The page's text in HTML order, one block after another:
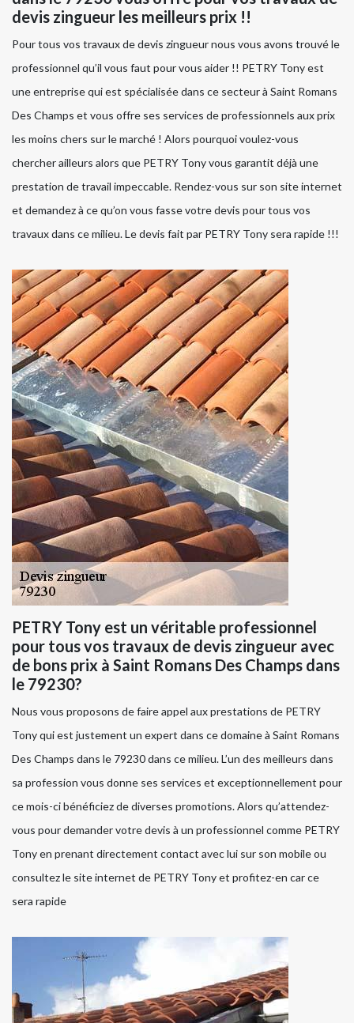
devis zingueur les meilleurs prix !!
Pour tous vos travaux de devis zingueur nous vous avons trouvé le
professionnel qu’il vous faut pour vous aider !! PETRY Tony est
une entreprise qui est spécialisée dans ce secteur à Saint Romans
Des Champs et vous offre ses services de professionnels aux prix
les moins chers sur le marché ! Alors pourquoi voulez-vous
chercher ailleurs alors que PETRY Tony vous garantit déjà une
prestation de travail impeccable. Rendez-vous sur son site internet
et demandez à ce qu’on vous fasse votre devis pour tous vos
travaux dans ce milieu. Le devis fait par PETRY Tony sera rapide !!!
PETRY Tony est un véritable professionnel
pour tous vos travaux de devis zingueur avec
de bons prix à Saint Romans Des Champs dans
le 79230?
Nous vous proposons de faire appel aux prestations de PETRY
Tony qui est justement un expert dans ce domaine à Saint Romans
Des Champs dans le 79230 dans ce milieu. L’un des meilleurs dans
sa profession vous donne ses services et exceptionnellement pour
ce mois-ci bénéficiez de diverses promotions. Alors qu’attendez-
vous pour demander votre devis à un professionnel comme PETRY
Tony en prenant directement contact avec lui sur son mobile ou
consultez le site internet de PETRY Tony et profitez-en car ce
sera rapide